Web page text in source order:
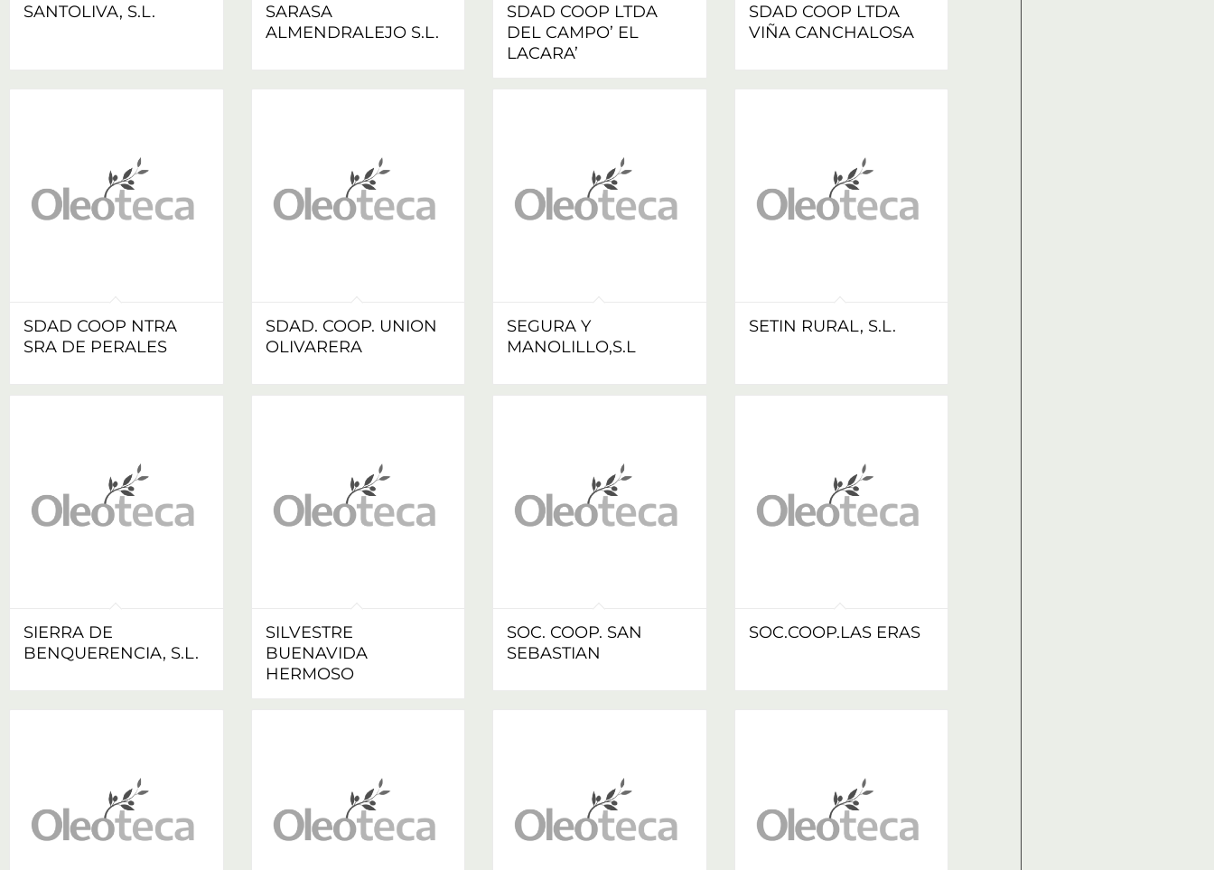
SANTOLIVA, S.L.
SARASA
ALMENDRALEJO S.L.
SDAD COOP LTDA
DEL CAMPO’ EL
LACARA’
SDAD COOP LTDA
VIÑA CANCHALOSA
SDAD COOP NTRA
SRA DE PERALES
SDAD. COOP. UNION
OLIVARERA
SEGURA Y
MANOLILLO,S.L
SETIN RURAL, S.L.
SIERRA DE
BENQUERENCIA, S.L.
SILVESTRE
BUENAVIDA
HERMOSO
SOC. COOP. SAN
SEBASTIAN
SOC.COOP.LAS ERAS